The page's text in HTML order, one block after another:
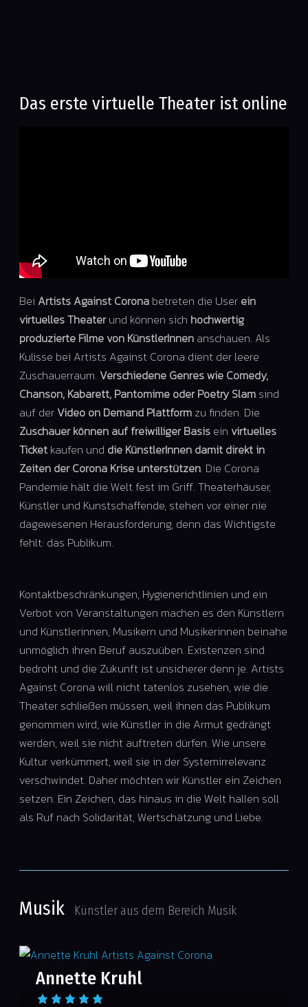
Das erste virtuelle Theater ist online
Bei Artists Against Coronabetreten die User ein
virtuelles Theaterund können sich hochwertig
produzierte Filme von KünstlerInnenanschauen. Als
Kulisse bei Artists Against Corona dient der leere
Zuschauerraum. Verschiedene Genres wie Comedy,
Chanson, Kabarett, Pantomime oder Poetry Slamsind
auf der Video on Demand Plattformzu finden. Die
Zuschauer können auf freiwilliger Basisein virtuelles
Ticketkaufen und die KünstlerInnen damit direkt in
Zeiten der Corona Krise unterstützen. Die Corona
Pandemie hält die Welt fest im Griff. Theaterhäuser,
Künstler und Kunstschaffende, stehen vor einer nie
dagewesenen Herausforderung, denn das Wichtigste
fehlt: das Publikum.
Kontaktbeschränkungen, Hygienerichtlinien und ein
Verbot von Veranstaltungen machen es den Künstlern
und Künstlerinnen, Musikern und Musikerinnen beinahe
unmöglich ihren Beruf auszuüben. Existenzen sind
bedroht und die Zukunft ist unsicherer denn je. Artists
Against Corona will nicht tatenlos zusehen, wie die
Theater schließen müssen, weil ihnen das Publikum
genommen wird, wie Künstler in die Armut gedrängt
werden, weil sie nicht auftreten dürfen. Wie unsere
Kultur verkümmert, weil sie in der Systemirrelevanz
verschwindet. Daher möchten wir Künstler ein Zeichen
setzen. Ein Zeichen, das hinaus in die Welt hallen soll
als Ruf nach Solidarität, Wertschätzung und Liebe.
Musik Künstler aus dem Bereich Musik
Annette Kruhl